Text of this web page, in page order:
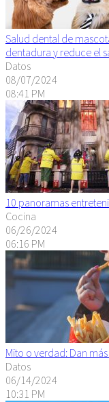
Salud dental de
dentadura y reduce el
Datos
08/07/2024
08:41 PM
10 panoramas
Cocina
06/26/2024
06:16 PM
Mito o verdad: Dan
Datos
06/14/2024
10:31 PM